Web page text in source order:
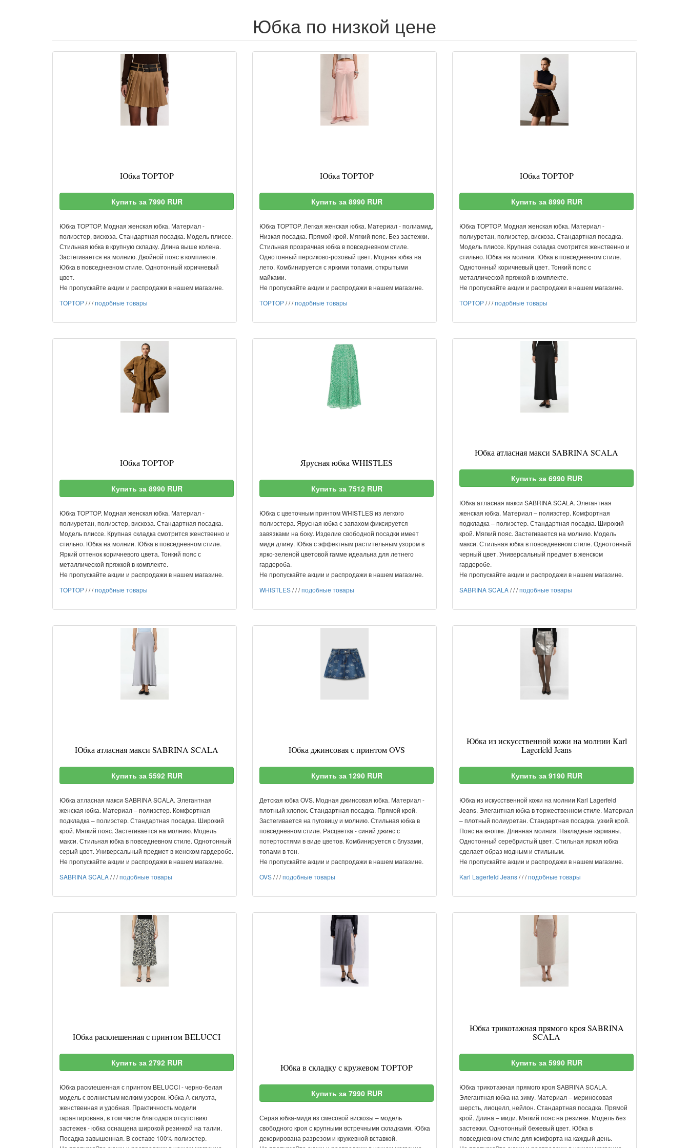
Юбка по низкой цене
Юбка TOPTOP
Купить за 7990 RUR
Юбка TOPTOP. Модная женская юбка. Материал -
полиэстер, вискоза. Стандартная посадка. Модель плиссе.
Стильная юбка в крупную складку. Длина выше колена.
Застегивается на молнию. Двойной пояс в комплекте.
Юбка в повседневном стиле. Однотонный коричневый
цвет.
Не пропускайте акции и распродажи в нашем магазине.
TOPTOP///подобные товары
Юбка TOPTOP
Купить за 8990 RUR
Юбка TOPTOP. Легкая женская юбка. Материал - полиамид.
Низкая посадка. Прямой крой. Мягкий пояс. Без застежки.
Стильная прозрачная юбка в повседневном стиле.
Однотонный персиково-розовый цвет. Модная юбка на
лето. Комбинируется с яркими топами, открытыми
майками.
Не пропускайте акции и распродажи в нашем магазине.
TOPTOP///подобные товары
Юбка TOPTOP
Купить за 8990 RUR
Юбка TOPTOP. Модная женская юбка. Материал -
полиуретан, полиэстер, вискоза. Стандартная посадка.
Модель плиссе. Крупная складка смотрится женственно и
стильно. Юбка на молнии. Юбка в повседневном стиле.
Однотонный коричневый цвет. Тонкий пояс с
металлической пряжкой в комплекте.
Не пропускайте акции и распродажи в нашем магазине.
TOPTOP///подобные товары
Юбка TOPTOP
Купить за 8990 RUR
Юбка TOPTOP. Модная женская юбка. Материал -
полиуретан, полиэстер, вискоза. Стандартная посадка.
Модель плиссе. Крупная складка смотрится женственно и
стильно. Юбка на молнии. Юбка в повседневном стиле.
Яркий оттенок коричневого цвета. Тонкий пояс с
металлической пряжкой в комплекте.
Не пропускайте акции и распродажи в нашем магазине.
TOPTOP///подобные товары
Ярусная юбка WHISTLES
Купить за 7512 RUR
Юбка с цветочным принтом WHISTLES из легкого
полиэстера. Ярусная юбка с запахом фиксируется
завязками на боку. Изделие свободной посадки имеет
миди длину. Юбка с эффектным растительным узором в
ярко-зеленой цветовой гамме идеальна для летнего
гардероба.
Не пропускайте акции и распродажи в нашем магазине.
WHISTLES///подобные товары
Юбка атласная макси SABRINA SCALA
Купить за 6990 RUR
Юбка атласная макси SABRINA SCALA. Элегантная
женская юбка. Материал – полиэстер. Комфортная
подкладка – полиэстер. Стандартная посадка. Широкий
крой. Мягкий пояс. Застегивается на молнию. Модель
макси. Стильная юбка в повседневном стиле. Однотонный
черный цвет. Универсальный предмет в женском
гардеробе.
Не пропускайте акции и распродажи в нашем магазине.
SABRINA SCALA///подобные товары
Юбка атласная макси SABRINA SCALA
Купить за 5592 RUR
Юбка атласная макси SABRINA SCALA. Элегантная
женская юбка. Материал – полиэстер. Комфортная
подкладка – полиэстер. Стандартная посадка. Широкий
крой. Мягкий пояс. Застегивается на молнию. Модель
макси. Стильная юбка в повседневном стиле. Однотонный
серый цвет. Универсальный предмет в женском гардеробе.
Не пропускайте акции и распродажи в нашем магазине.
SABRINA SCALA///подобные товары
Юбка джинсовая с принтом OVS
Купить за 1290 RUR
Детская юбка OVS. Модная джинсовая юбка. Материал -
плотный хлопок. Стандартная посадка. Прямой крой.
Застегивается на пуговицу и молнию. Стильная юбка в
повседневном стиле. Расцветка - синий джинс с
потертостями в виде цветов. Комбинируется с блузами,
топами в тон.
Не пропускайте акции и распродажи в нашем магазине.
OVS///подобные товары
Юбка из искусственной кожи на молнии Karl
Lagerfeld Jeans
Купить за 9190 RUR
Юбка из искусственной кожи на молнии Karl Lagerfeld
Jeans. Элегантная юбка в торжественном стиле. Материал
– плотный полиуретан. Стандартная посадка. узкий крой.
Пояс на кнопке. Длинная молния. Накладные карманы.
Однотонный серебристый цвет. Стильная яркая юбка
сделает образ модным и стильным.
Не пропускайте акции и распродажи в нашем магазине.
Karl Lagerfeld Jeans///подобные товары
Юбка расклешенная с принтом BELUCCI
Купить за 2792 RUR
Юбка расклешенная с принтом BELUCCI - черно-белая
модель с волнистым мелким узором. Юбка А-силуэта,
женственная и удобная. Практичность модели
гарантирована, в том числе благодаря отсутствию
застежек - юбка оснащена широкой резинкой на талии.
Посадка завышенная. В составе 100% полиэстер.
Юбка в складку с кружевом TOPTOP
Купить за 7990 RUR
Серая юбка-миди из смесовой вискозы – модель
свободного кроя с крупными встречными складками. Юбка
декорирована разрезом и кружевной вставкой.
Юбка трикотажная прямого кроя SABRINA
SCALA
Купить за 5990 RUR
Юбка трикотажная прямого кроя SABRINA SCALA.
Элегантная юбка на зиму. Материал – мериносовая
шерсть, лиоцелл, нейлон. Стандартная посадка. Прямой
крой. Длина – миди. Мягкий пояс на резинке. Модель без
застежки. Однотонный бежевый цвет. Юбка в
повседневном стиле для комфорта на каждый день.